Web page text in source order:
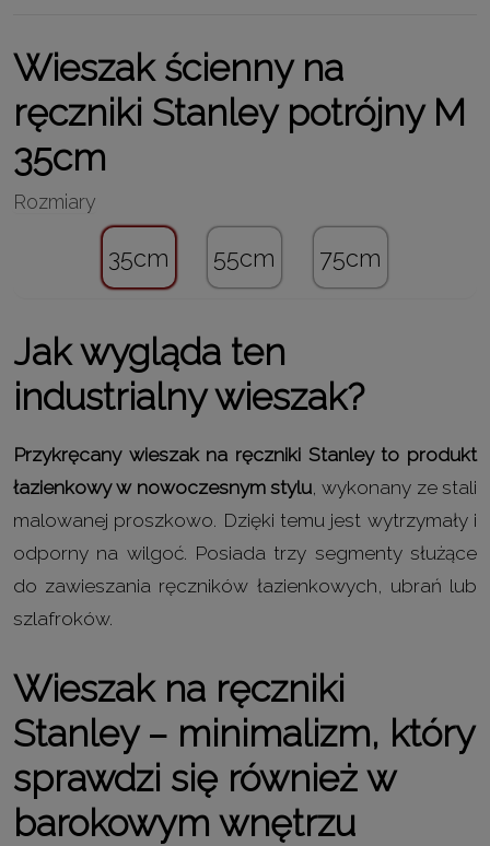
Wieszak ścienny na
ręczniki Stanley potrójny M
35cm
35cm 55cm 75cm
Jak wygląda ten
industrialny wieszak?
Przykręcany wieszak na ręczniki Stanley to produkt
łazienkowy w nowoczesnym stylu, wykonany ze stali
malowanej proszkowo. Dzięki temu jest wytrzymały i
odporny na wilgoć. Posiada trzy segmenty służące
do zawieszania ręczników łazienkowych, ubrań lub
szlafroków.
Wieszak na ręczniki
Stanley – minimalizm, który
sprawdzi się również w
barokowym wnętrzu